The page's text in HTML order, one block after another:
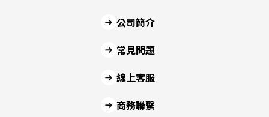
公司簡介
常見問題
線上客服
商務聯繫